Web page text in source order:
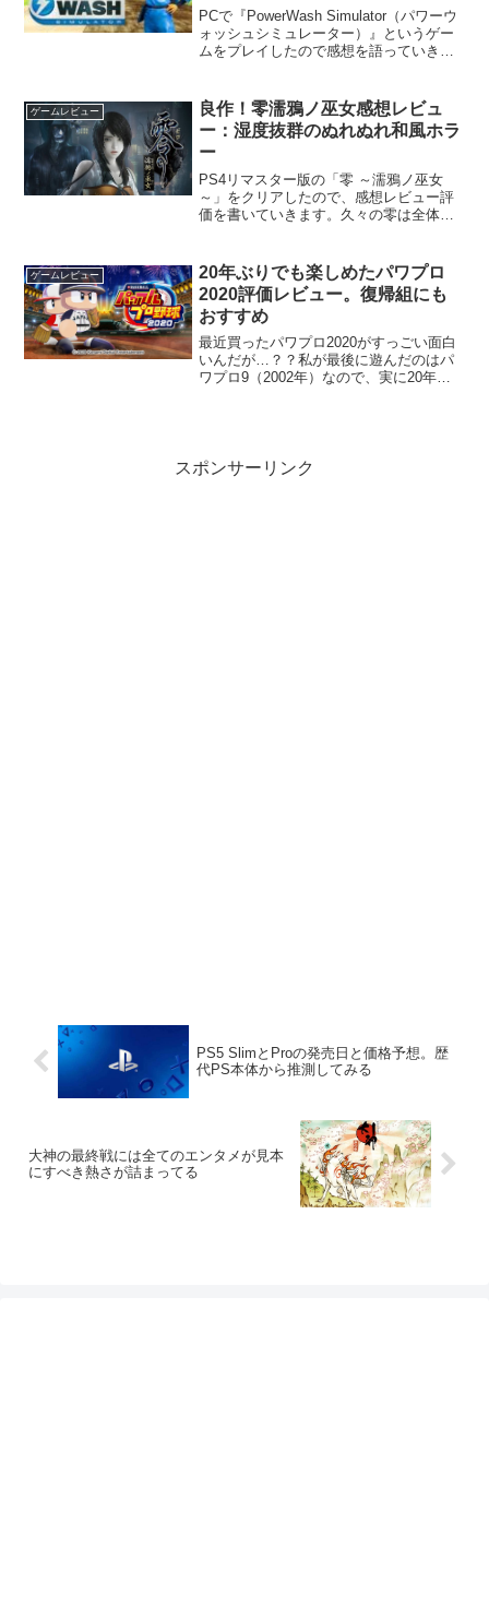
PCで『PowerWash Simulator（パワーウ
ォッシュシミュレーター）』というゲー
ムをプレイしたので感想を語っていきま
けのゲーム本作は、高圧洗浄をするだけ
のゲ...
ゲームレビュー
良作！零濡鴉ノ巫女感想レビュ
ー：湿度抜群のぬれぬれ和風ホラ
ー
PS4リマスター版の「零 ～濡鴉ノ巫女
～」をクリアしたので、感想レビュー評
価を書いていきます。久々の零は全体と
軽度ネタバレを含みます。こちらもどう
ぞ。→「零 ～濡鴉ノ巫...
ゲームレビュー
20年ぶりでも楽しめたパワプロ
2020評価レビュー。復帰組にも
おすすめ
最近買ったパワプロ2020がすっごい面白
いんだが…？？私が最後に遊んだのはパ
ワプロ9（2002年）なので、実に20年ぶ
スポンサーリンク
PS5 SlimとProの発売日と価格予想。歴
代PS本体から推測してみる
大神の最終戦には全てのエンタメが見本
にすべき熱さが詰まってる